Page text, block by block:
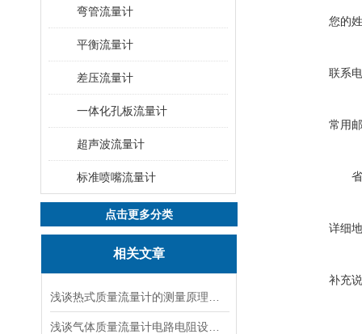
弯管流量计
平衡流量计
差压流量计
一体化孔板流量计
超声波流量计
标准喷嘴流量计
点击更多分类
相关文章
您的
联系
常用
详细
补充